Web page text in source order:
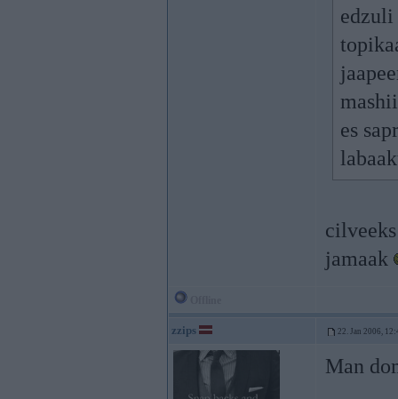
edzuli
es
jamaak
zzips 22. Jan 2006,
Man